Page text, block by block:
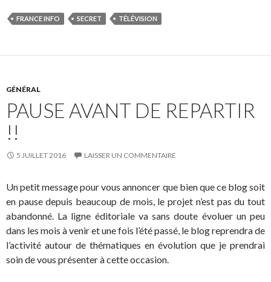
FRANCE INFO SECRET TÉLÉVISION
GÉNÉRAL
PAUSE AVANT DE REPARTIR
!!
5 JUILLET 2016 LAISSER UN COMMENTAIRE
Un petit message pour vous annoncer que bien que ce blog soit
en pause depuis beaucoup de mois, le projet n’est pas du tout
abandonné. La ligne éditoriale va sans doute évoluer un peu
dans les mois à venir et une fois l’été passé, le blog reprendra de
l’activité autour de thématiques en évolution que je prendrai
soin de vous présenter à cette occasion.